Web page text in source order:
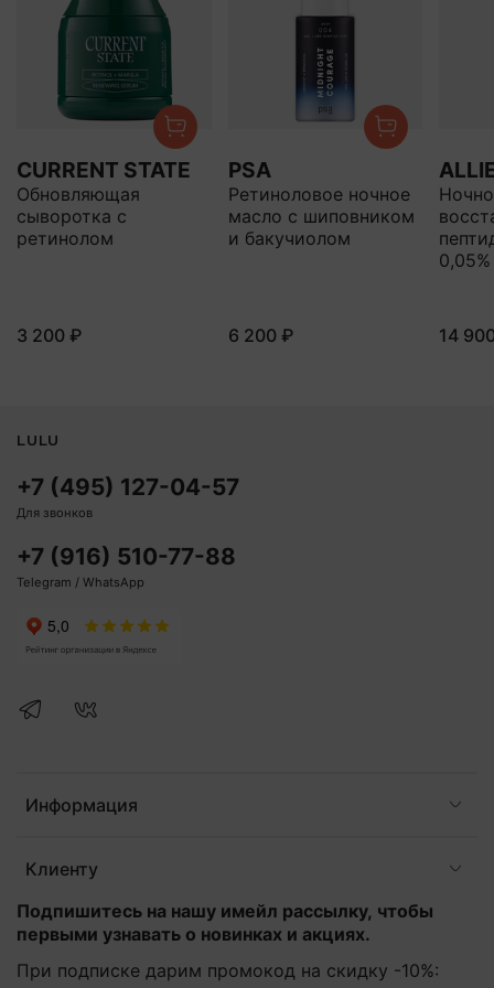
CURRENT STATE
Обновляющая
сыворотка с
ретинолом
3 200 ₽
PSA
Ретиноловое ночное
масло с шиповником
и бакучиолом
6 200 ₽ 14
Информация
Клиенту
Подпишитесь на нашу имейл рассылку, чтобы
первыми узнавать о новинках и акциях.
При подписке дарим промокод на скидку -10%:
+7 (495) 127-04-57
Для звонков
+7 (916) 510-77-88
Telegram / WhatsApp
LULU